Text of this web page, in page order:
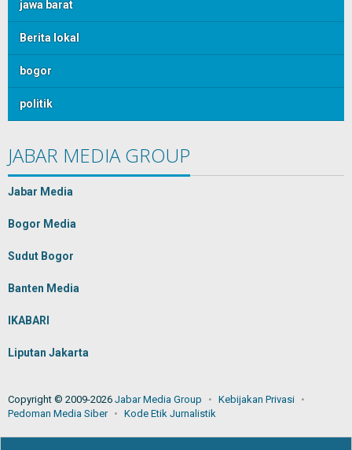
jawa barat
Berita lokal
bogor
politik
JABAR MEDIA GROUP
Jabar Media
Bogor Media
Sudut Bogor
Banten Media
IKABARI
Liputan Jakarta
Copyright © 2009-2026 Jabar Media Group
Kebijakan Privasi
Pedoman Media Siber
Kode Etik Jurnalistik